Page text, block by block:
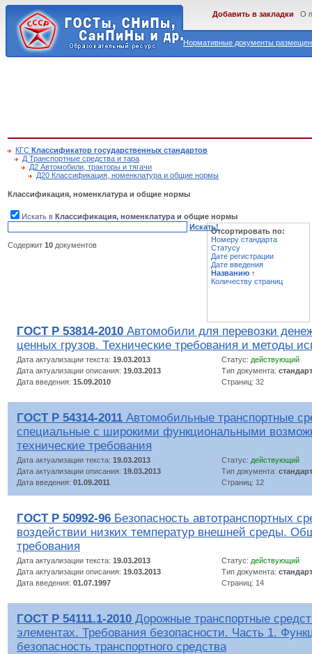
Нормативные документы
Добавить в закладки О
КГС Классификатор государственных стандартов
Д Транспортные средства и тара
Д2 Автомобили, тракторы и тягачи
Д20 Классификация, номенклатура и общие нормы
Классификация, номенклатура и общие нормы
Искать в Классификация, номенклатура и общие нормы
Искать!
Содержит 10 документов
Отсортировать по:
Номеру стандарта
Статусу
Дате регистрации
Дате введения
Названию ↑
Количеству страниц
ГОСТ Р 53814-2010 Автомобили для перевозки
ценных грузов. Технические требования и методы
Дата актуализации текста: 19.03.2013 Статус: действующий
Дата актуализации описания: 19.03.2013 Тип документа: стандарт
Дата введения: 15.09.2010 Страниц: 32
ГОСТ Р 54314-2011 Автомобильные транспортные
специальные с широкими функциональными
технические требования
Дата актуализации текста: 19.03.2013 Статус: действующий
Дата актуализации описания: 19.03.2013 Тип документа: стандарт
Дата введения: 01.09.2011 Страниц: 12
ГОСТ Р 50992-96 Безопасность автотранспортных
воздействии низких температур внешней среды.
требования
Дата актуализации текста: 19.03.2013 Статус: действующий
Дата актуализации описания: 19.03.2013 Тип документа: стандарт
Дата введения: 01.07.1997 Страниц: 14
ГОСТ Р 54111.1-2010 Дорожные транспортные
элементах. Требования безопасности. Часть 1.
безопасность транспортного средства